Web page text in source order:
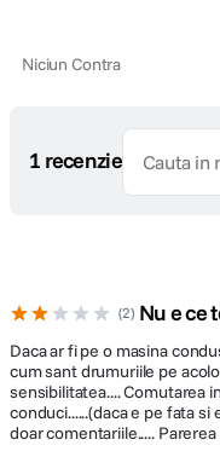
Camp vizual de 150°
Niciun Contra
1 recenzie
2 Nu e ce
Daca ar fi pe o masina
cum sant drumuriile pe
sensibilitatea.... Comutarea
conduci......(daca e pe fata
doar comentariile.....